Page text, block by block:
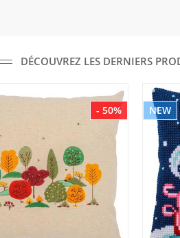
DÉCOUVREZ LES DERNIERS
- 50% NEW